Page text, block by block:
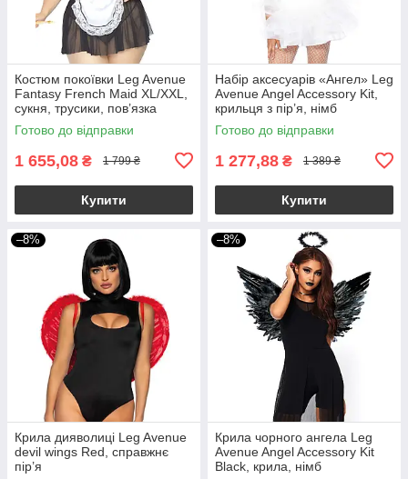
Костюм покоївки Leg Avenue
Fantasy French Maid XL/XXL,
сукня, трусики, пов’язка
Готово до відправки
1 655,08 ₴ 1 799 ₴
Купити
Набір аксесуарів «Ангел» Leg
Avenue Angel Accessory Kit,
крильця з пір’я, німб
Готово до відправки
1 277,88 ₴ 1 389 ₴
Купити
–8%
Крила дияволиці Leg Avenue
devil wings Red, справжнє
пір’я
–8%
Крила чорного ангела Leg
Avenue Angel Accessory Kit
Black, крила, німб